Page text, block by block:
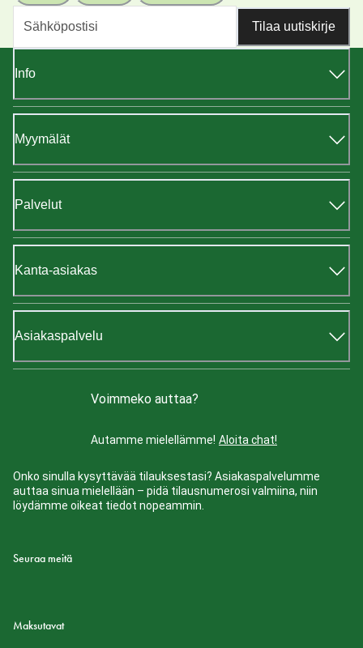
Tilaa uutiskirje
Info
Myymälät
Palvelut
Kanta-asiakas
Asiakaspalvelu
Voimmeko auttaa?
Autamme mielellämme! Aloita chat!
Onko sinulla kysyttävää tilauksestasi? Asiakaspalvelumme
auttaa sinua mielellään – pidä tilausnumerosi valmiina, niin
löydämme oikeat tiedot nopeammin.
Seuraa meitä
Maksutavat